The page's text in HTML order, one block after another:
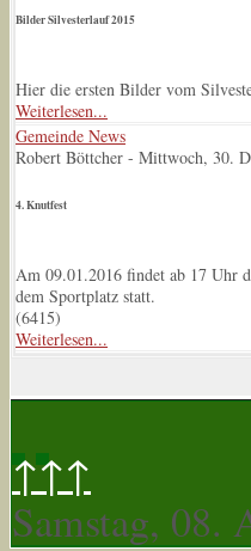
Bilder Silvesterlauf 2015
Hier die ersten Bilder vom
Weiterlesen...
Gemeinde News
Robert Böttcher - Mittwoch, 30.
4. Knutfest
Am 09.01.2016 findet ab 17 Uhr
dem Sportplatz statt.
(6415)
Weiterlesen...
↑↑↑
Samstag, 08.